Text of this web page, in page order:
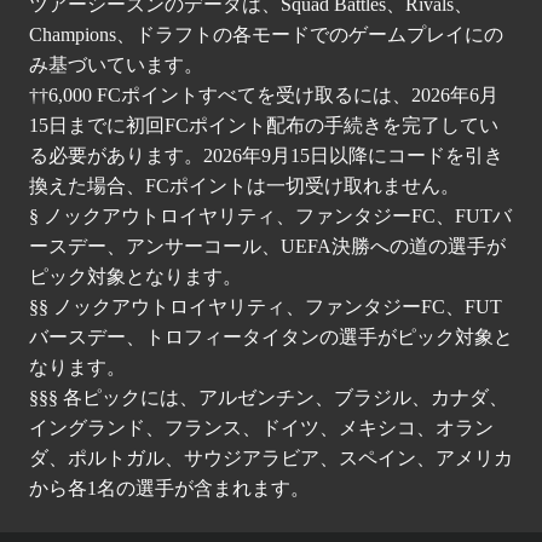
Champions、ドラフトの各モードでのゲームプレイにの
み基づいています。
††6,000 FCポイントすべてを受け取るには、2026年6月
15日までに初回FCポイント配布の手続きを完了してい
る必要があります。2026年9月15日以降にコードを引き
換えた場合、FCポイントは一切受け取れません。
§ ノックアウトロイヤリティ、ファンタジーFC、FUTバ
ースデー、アンサーコール、UEFA決勝への道の選手が
ピック対象となります。
§§ ノックアウトロイヤリティ、ファンタジーFC、FUT
バースデー、トロフィータイタンの選手がピック対象と
なります。
§§§ 各ピックには、アルゼンチン、ブラジル、カナダ、
イングランド、フランス、ドイツ、メキシコ、オラン
ダ、ポルトガル、サウジアラビア、スペイン、アメリカ
から各1名の選手が含まれます。